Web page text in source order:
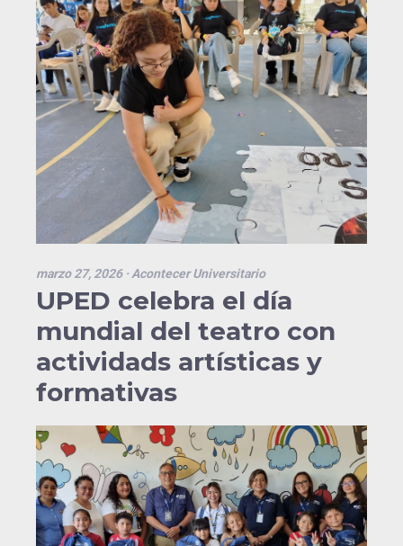
marzo 27, 2026· Acontecer Universitario
UPED celebra el día
mundial del teatro con
actividads artísticas y
formativas